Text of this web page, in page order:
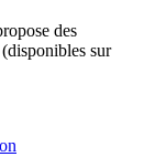
des
sur